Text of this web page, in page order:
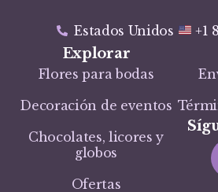
Estados Unidos +1
Explorar
Flores para bodas
Decoración de eventos
Chocolates, licores y
globos
Ofertas